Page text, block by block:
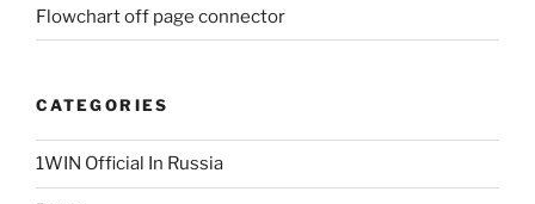
Flowchart off page connector
CATEGORIES
1WIN Official In Russia